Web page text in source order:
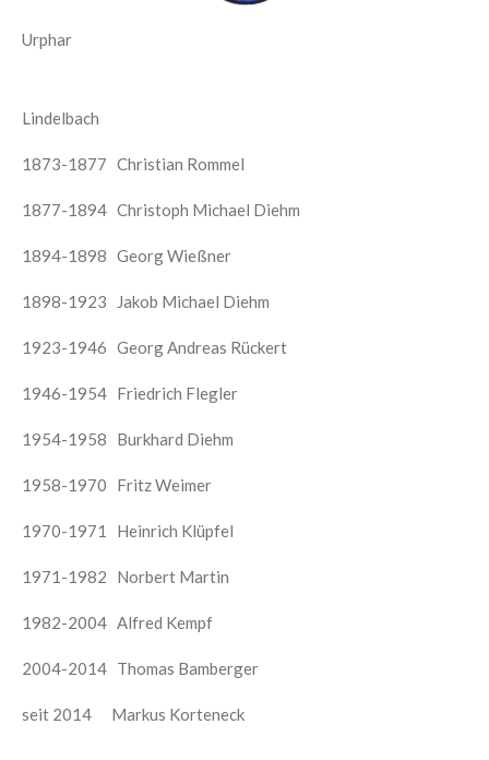
Urphar
Lindelbach
1873-1877 Christian Rommel
1877-1894 Christoph Michael Diehm
1894-1898 Georg Wießner
1898-1923 Jakob Michael Diehm
1923-1946 Georg Andreas Rückert
1946-1954 Friedrich Flegler
1954-1958 Burkhard Diehm
1958-1970 Fritz Weimer
1970-1971 Heinrich Klüpfel
1971-1982 Norbert Martin
1982-2004 Alfred Kempf
2004-2014 Thomas Bamberger
seit 2014 Markus Korteneck